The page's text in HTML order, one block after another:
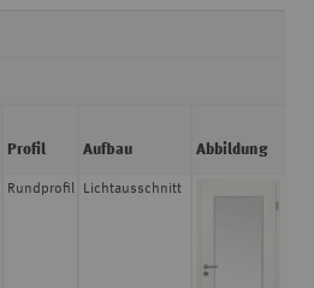
Rundprofil Lichtausschnitt
Profil Aufbau Abbildung